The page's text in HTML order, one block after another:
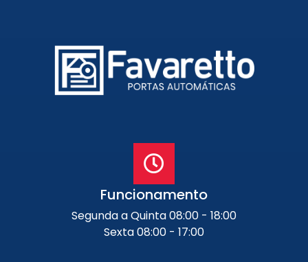
Funcionamento
Segunda a Quinta 08:00 - 18:00
Sexta 08:00 - 17:00